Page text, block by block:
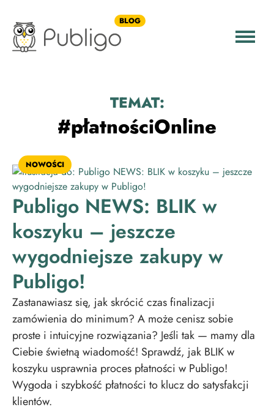
BLOG
TEMAT:
#płatnościOnline
NOWOŚCI
Publigo NEWS: BLIK w
koszyku – jeszcze
wygodniejsze zakupy w
Publigo!
Zastanawiasz się, jak skrócić czas finalizacji
zamówienia do minimum? A może cenisz sobie
proste i intuicyjne rozwiązania? Jeśli tak — mamy dla
Ciebie świetną wiadomość! Sprawdź, jak BLIK w
koszyku usprawnia proces płatności w Publigo!
Wygoda i szybkość płatności to klucz do satysfakcji
klientów.